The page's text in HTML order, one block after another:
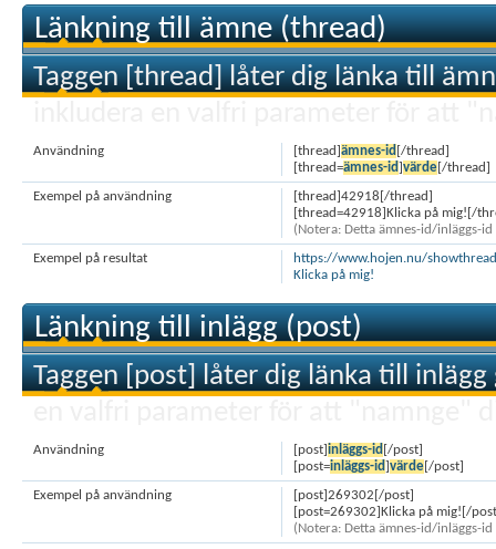
Länkning till ämne (thread)
Taggen [thread] låter dig länka till
[thread]ämnes-id [/thread]
[thread=ämnes-id]värde[/thread]
Användning
[thread]42918[/thread]
[thread=42918]Klicka på mig![/
(Notera: Detta ämnes-id/inläggs-
Exempel på användning
https://www.hojen.nu/
Klicka på mig!
Exempel på resultat
Länkning till inlägg (post)
Taggen [post] låter dig länka till
[post]inläggs-id [/post]
[post=inläggs-id]värde[/post]
Användning
[post]269302[/post]
[post=269302]Klicka på mig![/
(Notera: Detta ämnes-id/inläggs-
Exempel på användning